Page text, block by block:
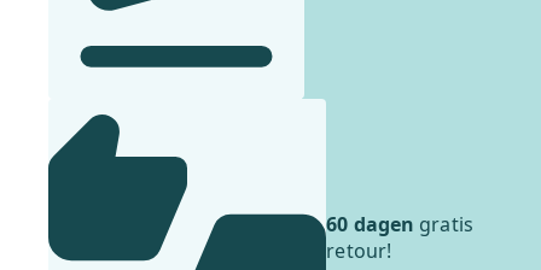
60 dagen gratis
retour!